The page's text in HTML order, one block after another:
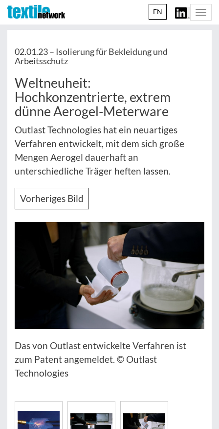
EN
02.01.23 – Isolierung für Bekleidung und
Arbeitsschutz
Weltneuheit:
Hochkonzentrierte, extrem
dünne Aerogel-Meterware
Outlast Technologies hat ein neuartiges
Verfahren entwickelt, mit dem sich große
Mengen Aerogel dauerhaft an
unterschiedliche Träger heften lassen.
Vorheriges Bild
Das von Outlast entwickelte Verfahren ist
zum Patent angemeldet. © Outlast
Technologies